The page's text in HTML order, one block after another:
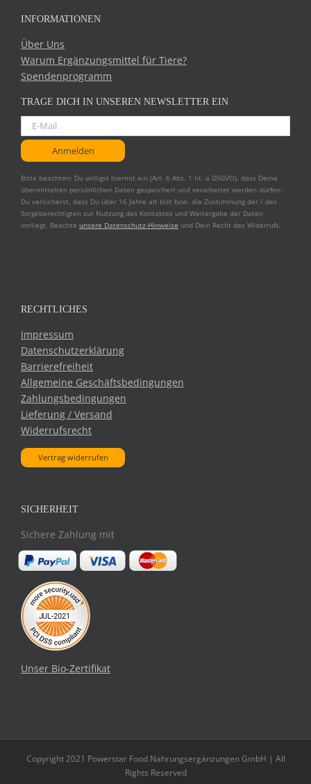
INFORMATIONEN
Über Uns
Warum Ergänzungsmittel für Tiere?
Spendenprogramm
TRAGE DICH IN UNSEREN NEWSLETTER EIN
Bitte beachten: Du willigst hiermit ein (Art. 6 Abs. 1 lit. a DSGVO), dass Deine
übermittelten persönlichen Daten gespeichert und verarbeitet werden dürfen.
Du versicherst, dass Du über 16 Jahre alt bist bzw. die Zustimmung der / des
Sorgeberechtigten zur Nutzung des Kontaktes und Weitergabe der Daten
vorliegt. Beachte unsere Datenschutz-Hinweise und Dein Recht des Widerrufs.
RECHTLICHES
Impressum
Datenschutzerklärung
Barrierefreiheit
Allgemeine Geschäftsbedingungen
Zahlungsbedingungen
Lieferung / Versand
Widerrufsrecht
Vertrag widerrufen
SICHERHEIT
Sichere Zahlung mit
Unser Bio-Zertifikat
Copyright 2021 Powerstar Food Nahrungsergänzungen GmbH | All
Rights Reserved